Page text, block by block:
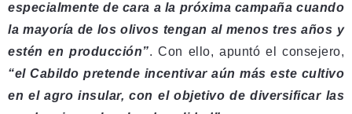
especialmente de cara a la próxima campaña cuando
la mayoría de los olivos tengan al menos tres años y
estén en producción”. Con ello, apuntó el consejero,
“el Cabildo pretende incentivar aún más este cultivo
en el agro insular, con el objetivo de diversificar las